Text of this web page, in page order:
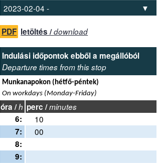
PDF letöltés /download
Indulási időpontok ebből a megállóból
Departure times from this stop
Munkanapokon (hétfő-péntek)
On workdays (Monday-Friday)
óra /h perc /minutes
6:
10
7:
00
8:
9: